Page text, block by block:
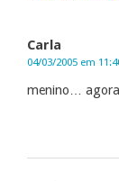
Carla
04/03/2005 em
menino… agora